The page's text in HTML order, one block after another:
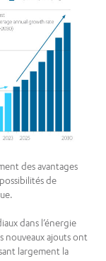
des avantages
de
dans l’énergie
nouveaux ajouts ont
largement la